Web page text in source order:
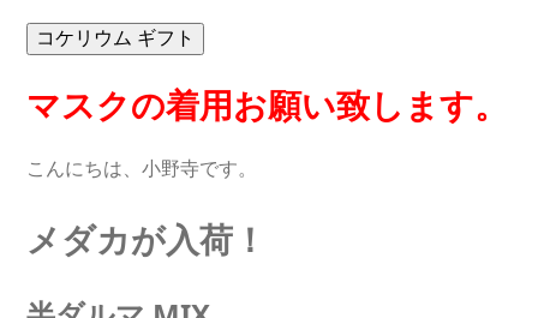
マスクの着用お願い致します。
こんにちは、小野寺です。
メダカが入荷！